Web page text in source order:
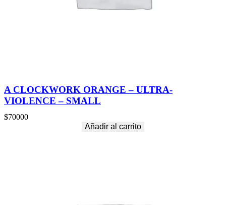
A CLOCKWORK ORANGE – ULTRA-
VIOLENCE – SMALL
$70000
Añadir al carrito